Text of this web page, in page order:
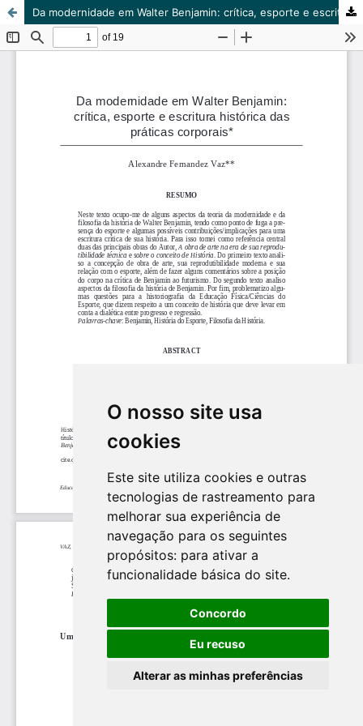
O nosso site usa
cookies
Este site utiliza cookies e outras
tecnologias de rastreamento para
melhorar sua experiência de
navegação para os seguintes
propósitos: para ativar a
funcionalidade básica do site.
Concordo
Eu recuso
Alterar as minhas preferências
Da modernidade em Walter Benjamin: crítica, esporte e escritura histórica das práticas corporais